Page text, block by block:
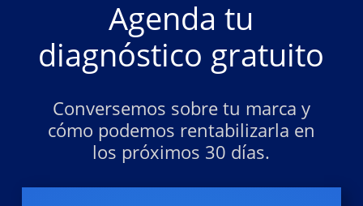
Agenda tu
diagnóstico gratuito
Conversemos sobre tu marca y
cómo podemos rentabilizarla en
los próximos 30 días.